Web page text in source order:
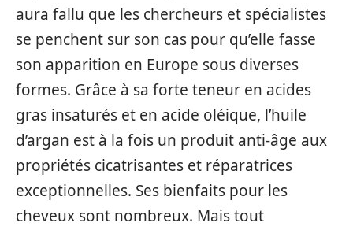
aura fallu que les chercheurs et spécialistes
se penchent sur son cas pour qu’elle fasse
son apparition en Europe sous diverses
formes. Grâce à sa forte teneur en acides
gras insaturés et en acide oléique, l’huile
d’argan est à la fois un produit anti-âge aux
propriétés cicatrisantes et réparatrices
exceptionnelles. Ses bienfaits pour les
cheveux sont nombreux. Mais tout